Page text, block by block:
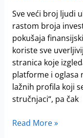
Sve veći broj ljudi
rastom broja
pokušaja
koriste sve
stranica koje
platforme i oglasa
lažnih profila koji
stručnjaci“, pa čak
Read More »